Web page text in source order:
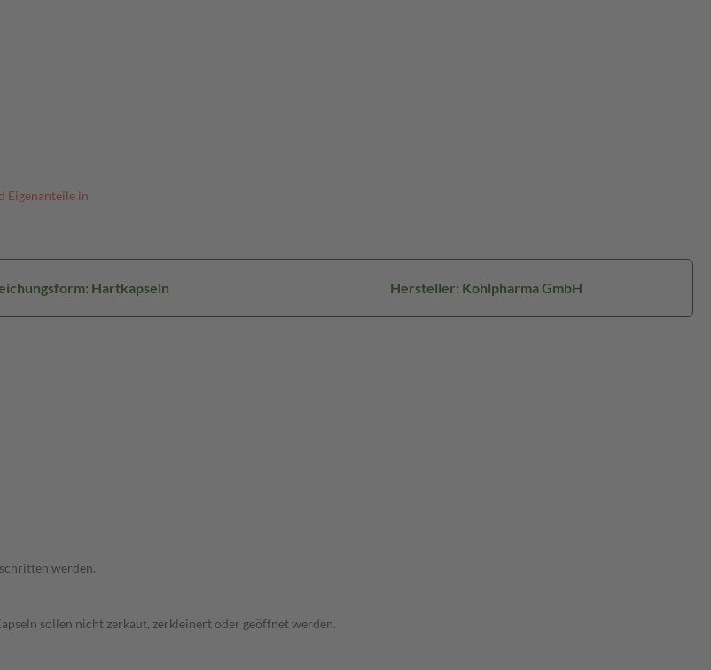
Eigenanteile in
Hartkapseln Hersteller: Kohlpharma GmbH
werden.
sollen nicht zerkaut, zerkleinert oder geöffnet werden.